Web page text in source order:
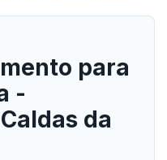
para
-
da